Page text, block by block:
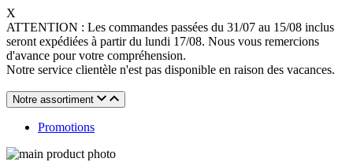
X
ATTENTION : Les commandes passées du 31/07 au 15/08 inclus
seront expédiées à partir du lundi 17/08. Nous vous remercions
d'avance pour votre compréhension.
Notre service clientèle n'est pas disponible en raison des vacances.
Notre assortiment
Promotions